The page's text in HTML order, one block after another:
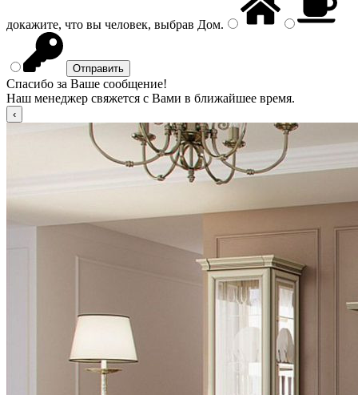
докажите, что вы человек, выбрав Дом.
Спасибо за Ваше сообщение!
Наш менеджер свяжется с Вами в ближайшее время.